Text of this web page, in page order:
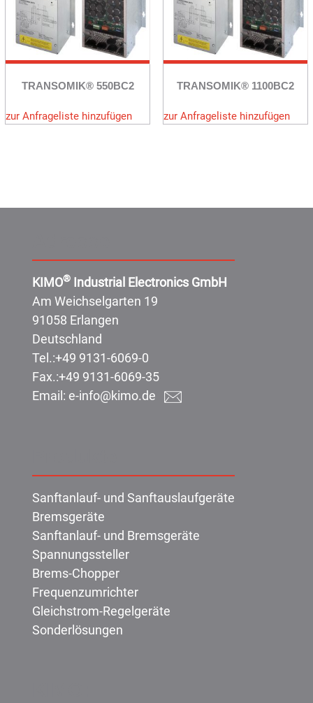
TRANSOMIK® 550BC2
zur Anfrageliste hinzufügen
TRANSOMIK® 1100BC2
zur Anfrageliste hinzufügen
KIMO® Industrial Electronics GmbH
Am Weichselgarten 19
91058 Erlangen
Deutschland
Tel.:+49 9131-6069-0
Fax.:+49 9131-6069-35
Email: e-info@kimo.de
Sanftanlauf- und Sanftauslaufgeräte
Bremsgeräte
Sanftanlauf- und Bremsgeräte
Spannungssteller
Brems-Chopper
Frequenzumrichter
Gleichstrom-Regelgeräte
Sonderlösungen